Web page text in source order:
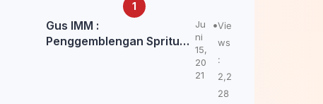
Gus IMM :
Penggemblengan Spritual
Ju
ni
15,
20
21
Vie
ws
:
2,2
28